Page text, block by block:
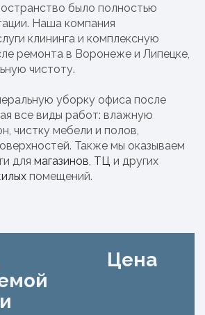
было полностью
Наша компания
клининга и комплексную
ремонта в Воронеже и Липецке,
чистоту.
уборку офиса после
все виды работ: влажную
чистку мебели и полов,
Также мы оказываем
для магазинов, ТЦ и других
помещений.
Цена